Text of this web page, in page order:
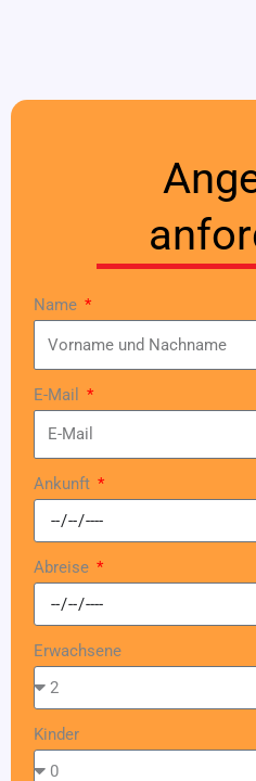
Name
E-Mail
Ankunft
Abreise
Erwachsene
Kinder